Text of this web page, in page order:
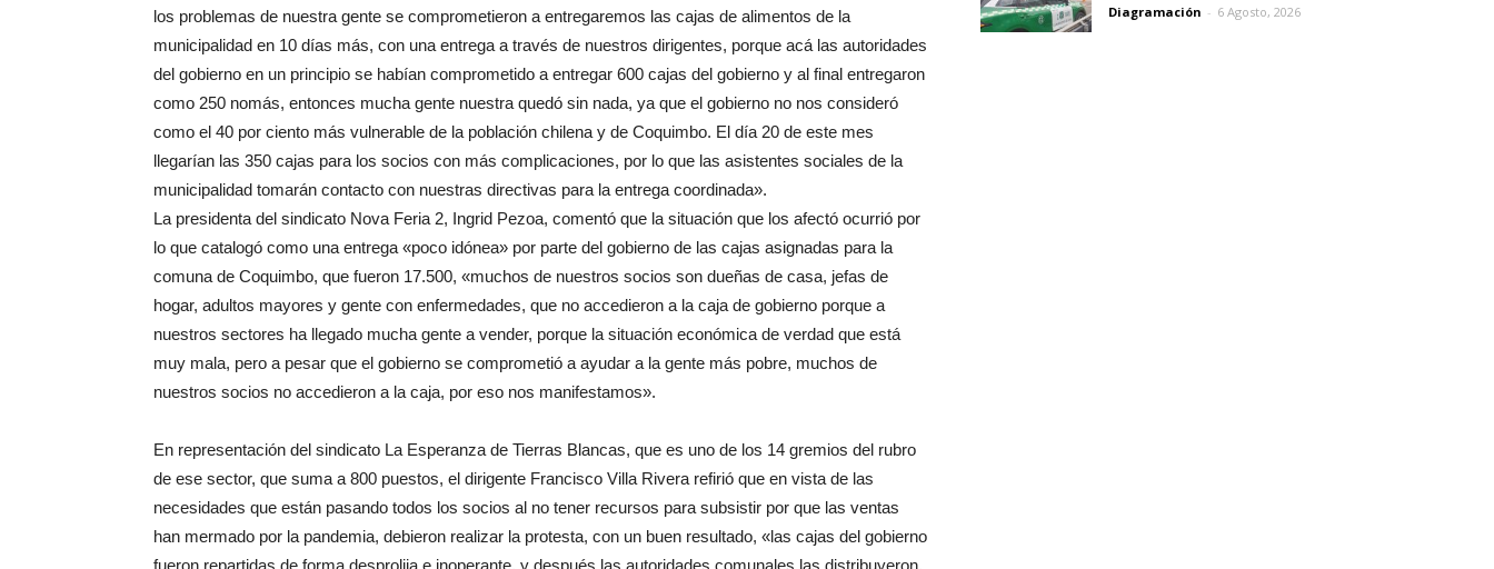
los problemas de nuestra gente se comprometieron a entregaremos las cajas de alimentos de la
municipalidad en 10 días más, con una entrega a través de nuestros dirigentes, porque acá las autoridades
del gobierno en un principio se habían comprometido a entregar 600 cajas del gobierno y al final entregaron
como 250 nomás, entonces mucha gente nuestra quedó sin nada, ya que el gobierno no nos consideró
como el 40 por ciento más vulnerable de la población chilena y de Coquimbo. El día 20 de este mes
llegarían las 350 cajas para los socios con más complicaciones, por lo que las asistentes sociales de la
municipalidad tomarán contacto con nuestras directivas para la entrega coordinada».
La presidenta del sindicato Nova Feria 2, Ingrid Pezoa, comentó que la situación que los afectó ocurrió por
lo que catalogó como una entrega «poco idónea» por parte del gobierno de las cajas asignadas para la
comuna de Coquimbo, que fueron 17.500, «muchos de nuestros socios son dueñas de casa, jefas de
hogar, adultos mayores y gente con enfermedades, que no accedieron a la caja de gobierno porque a
nuestros sectores ha llegado mucha gente a vender, porque la situación económica de verdad que está
muy mala, pero a pesar que el gobierno se comprometió a ayudar a la gente más pobre, muchos de
nuestros socios no accedieron a la caja, por eso nos manifestamos».
En representación del sindicato La Esperanza de Tierras Blancas, que es uno de los 14 gremios del rubro
de ese sector, que suma a 800 puestos, el dirigente Francisco Villa Rivera refirió que en vista de las
necesidades que están pasando todos los socios al no tener recursos para subsistir por que las ventas
han mermado por la pandemia, debieron realizar la protesta, con un buen resultado, «las cajas del gobierno
fueron repartidas de forma desprolija e inoperante, y después las autoridades comunales las distribuyeron,
Diagramación - 6 Agosto, 2026